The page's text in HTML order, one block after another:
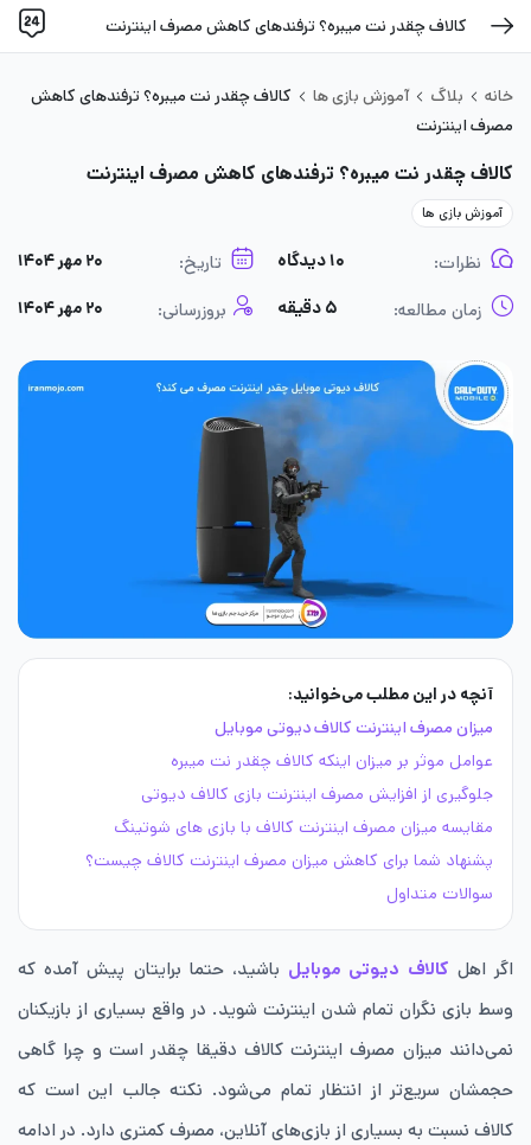
کالاف چقدر نت میبره؟ ترفندهای کاهش مصرف اینترنت
خانه بلاگ آموزش بازی ها
کالاف چقدر نت میبره؟ ترفندهای کاهش
مصرف اینترنت
کالاف چقدر نت میبره؟ ترفندهای کاهش مصرف اینترنت
آموزش بازی ها
نظرات: ۱۰ دیدگاه تاریخ: ۲۰ مهر ۱۴۰۴
زمان مطالعه: ۵ دقیقه بروزرسانی: ۲۰ مهر ۱۴۰۴
آنچه در این مطلب می‌خوانید:
میزان مصرف اینترنت کالاف دیوتی موبایل
عوامل موثر بر میزان اینکه کالاف چقدر نت میبره
جلوگیری از افزایش مصرف اینترنت بازی کالاف دیوتی
مقایسه میزان مصرف اینترنت کالاف با بازی های شوتینگ
پشنهاد شما برای کاهش میزان مصرف اینترنت کالاف چیست؟
سوالات متداول
اگر اهل کالاف دیوتی موبایل باشید، حتما برایتان پیش آمده که
وسط بازی نگران تمام شدن اینترنت شوید. در واقع بسیاری از بازیکنان
نمی‌دانند میزان مصرف اینترنت کالاف دقیقا چقدر است و چرا گاهی
حجمشان سریع‌تر از انتظار تمام می‌شود. نکته جالب این است که
کالاف نسبت به بسیاری از بازی‌های آنلاین، مصرف کمتری دارد. در ادامه